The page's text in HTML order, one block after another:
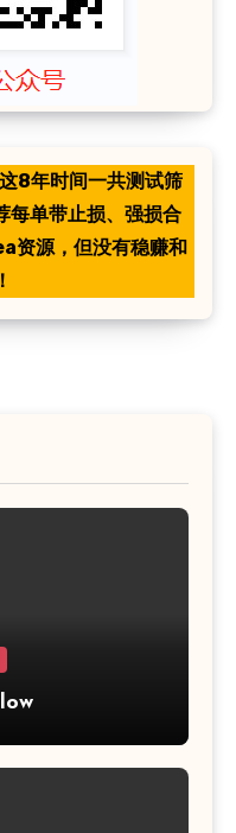
8年时间一共测试筛
单带止损、强损合
资源，但没有稳赚和